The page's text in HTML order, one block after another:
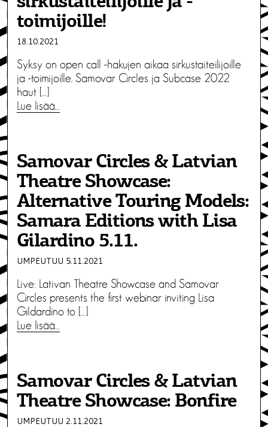
toimijoille!
18.10.2021
Syksy on open call -hakujen aikaa sirkustaiteilijoille
ja -toimijoille. Samovar Circles ja Subcase 2022
haut […]
Lue lisää…
Samovar Circles & Latvian
Theatre Showcase:
Alternative Touring Models:
Samara Editions with Lisa
Gilardino 5.11.
UMPEUTUU 5.11.2021
Live: Lativan Theatre Showcase and Samovar
Circles presents the first webinar inviting Lisa
Gildardino to […]
Lue lisää…
Samovar Circles & Latvian
Theatre Showcase: Bonfire
UMPEUTUU 2.11.2021